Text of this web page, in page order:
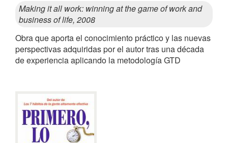
Making it all work: winning at the game of work and
business of life, 2008
Obra que aporta el conocimiento práctico y las nuevas
perspectivas adquiridas por el autor tras una década
de experiencia aplicando la metodología GTD